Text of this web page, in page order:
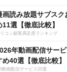
画読み放題サブスク
11選【徹底比較】
コン顧客満足度ランキング
年動画配信サー
め40選【徹底比較】
動画配信サービス20選